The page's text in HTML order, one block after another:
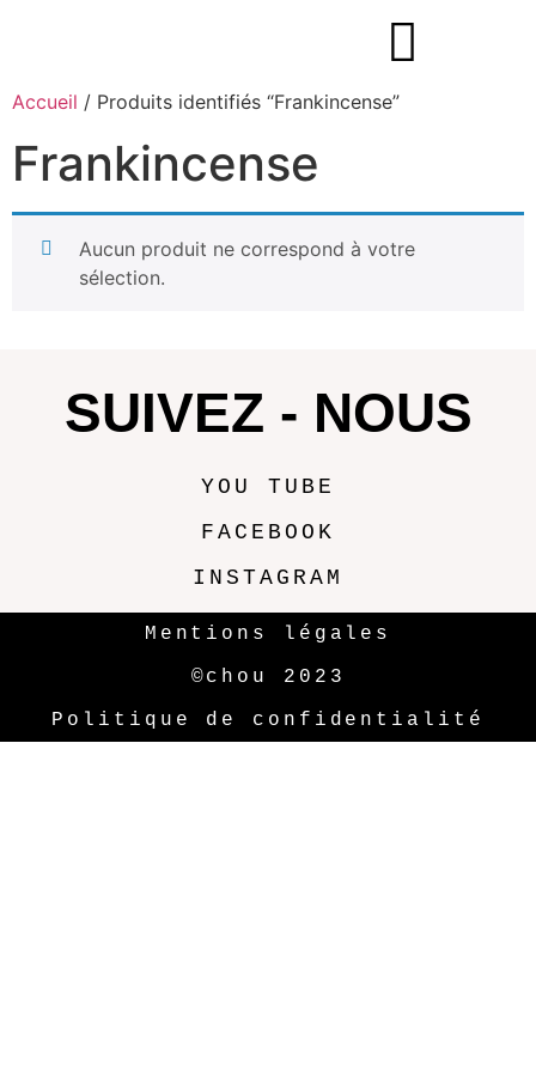
Accueil / Produits identifiés “Frankincense”
Frankincense
Aucun produit ne correspond à votre
sélection.
SUIVEZ - NOUS
YOU TUBE
FACEBOOK
INSTAGRAM
Mentions légales
©chou 2023
Politique de confidentialité